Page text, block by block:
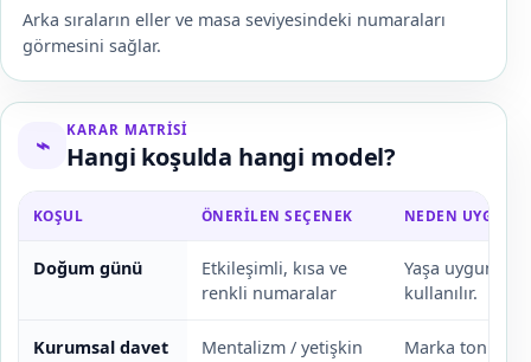
Arka sıraların eller ve masa seviyesindeki numaraları
görmesini sağlar.
⌁ KARAR MATRISI
Hangi koşulda hangi model?
KOŞUL ÖNERILEN SEÇENEK NEDEN UYGUN?
Doğum günü
Etkileşimli, kısa ve
renkli numaralar
Yaşa uygun
kullanılır.
Kurumsal davet
Mentalizm / yetişkin
Marka tonuna